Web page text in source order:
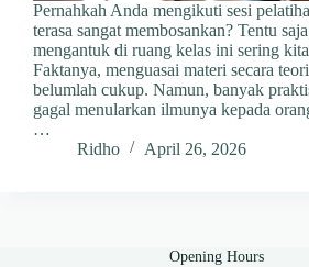
Pernahkah Anda mengikuti sesi
terasa sangat membosankan? Tentu
mengantuk di ruang kelas ini sering
Faktanya, menguasai materi secara
belumlah cukup. Namun, banyak
gagal menularkan ilmunya kepada
…
Ridho
April 26, 2026
Opening Hours